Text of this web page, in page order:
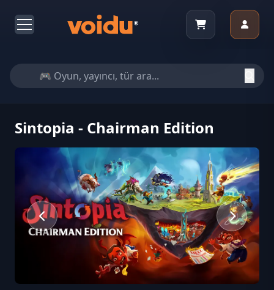
Sintopia - Chairman Edition